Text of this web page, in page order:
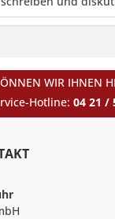
WIR IHNEN
Hotline: 04 21 /